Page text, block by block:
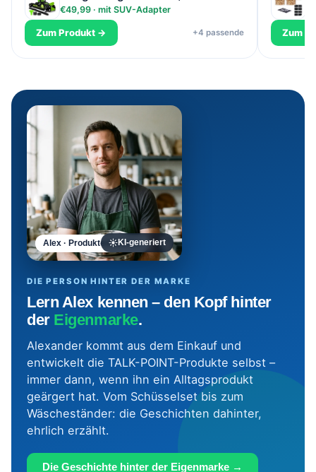
€49,99 · mit SUV-Adapter
Zum Produkt → +4 passende Zum
Alex · ProduktentwicklerKI-generiert
DIE PERSON HINTER DER MARKE
Lern Alex kennen – den Kopf hinter
der Eigenmarke.
Alexander kommt aus dem Einkauf und
entwickelt die TALK-POINT-Produkte selbst –
immer dann, wenn ihn ein Alltagsprodukt
geärgert hat. Vom Schüsselset bis zum
Wäscheständer: die Geschichten dahinter,
ehrlich erzählt.
Die Geschichte hinter der Eigenmarke →